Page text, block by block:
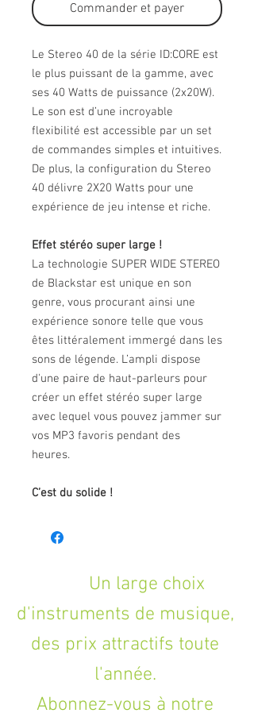
Commander et payer
Le Stereo 40 de la série ID:CORE est
le plus puissant de la gamme, avec
ses 40 Watts de puissance (2x20W).
Le son est d’une incroyable
flexibilité est accessible par un set
de commandes simples et intuitives.
De plus, la configuration du Stereo
40 délivre 2X20 Watts pour une
expérience de jeu intense et riche.
Effet stéréo super large !
La technologie SUPER WIDE STEREO
de Blackstar est unique en son
genre, vous procurant ainsi une
expérience sonore telle que vous
êtes littéralement immergé dans les
sons de légende. L’ampli dispose
d'une paire de haut-parleurs pour
créer un effet stéréo super large
avec lequel vous pouvez jammer sur
vos MP3 favoris pendant des
heures.
C’est du solide !
Un large choix
d'instruments de musique,
des prix attractifs toute
l'année.
Abonnez-vous à notre